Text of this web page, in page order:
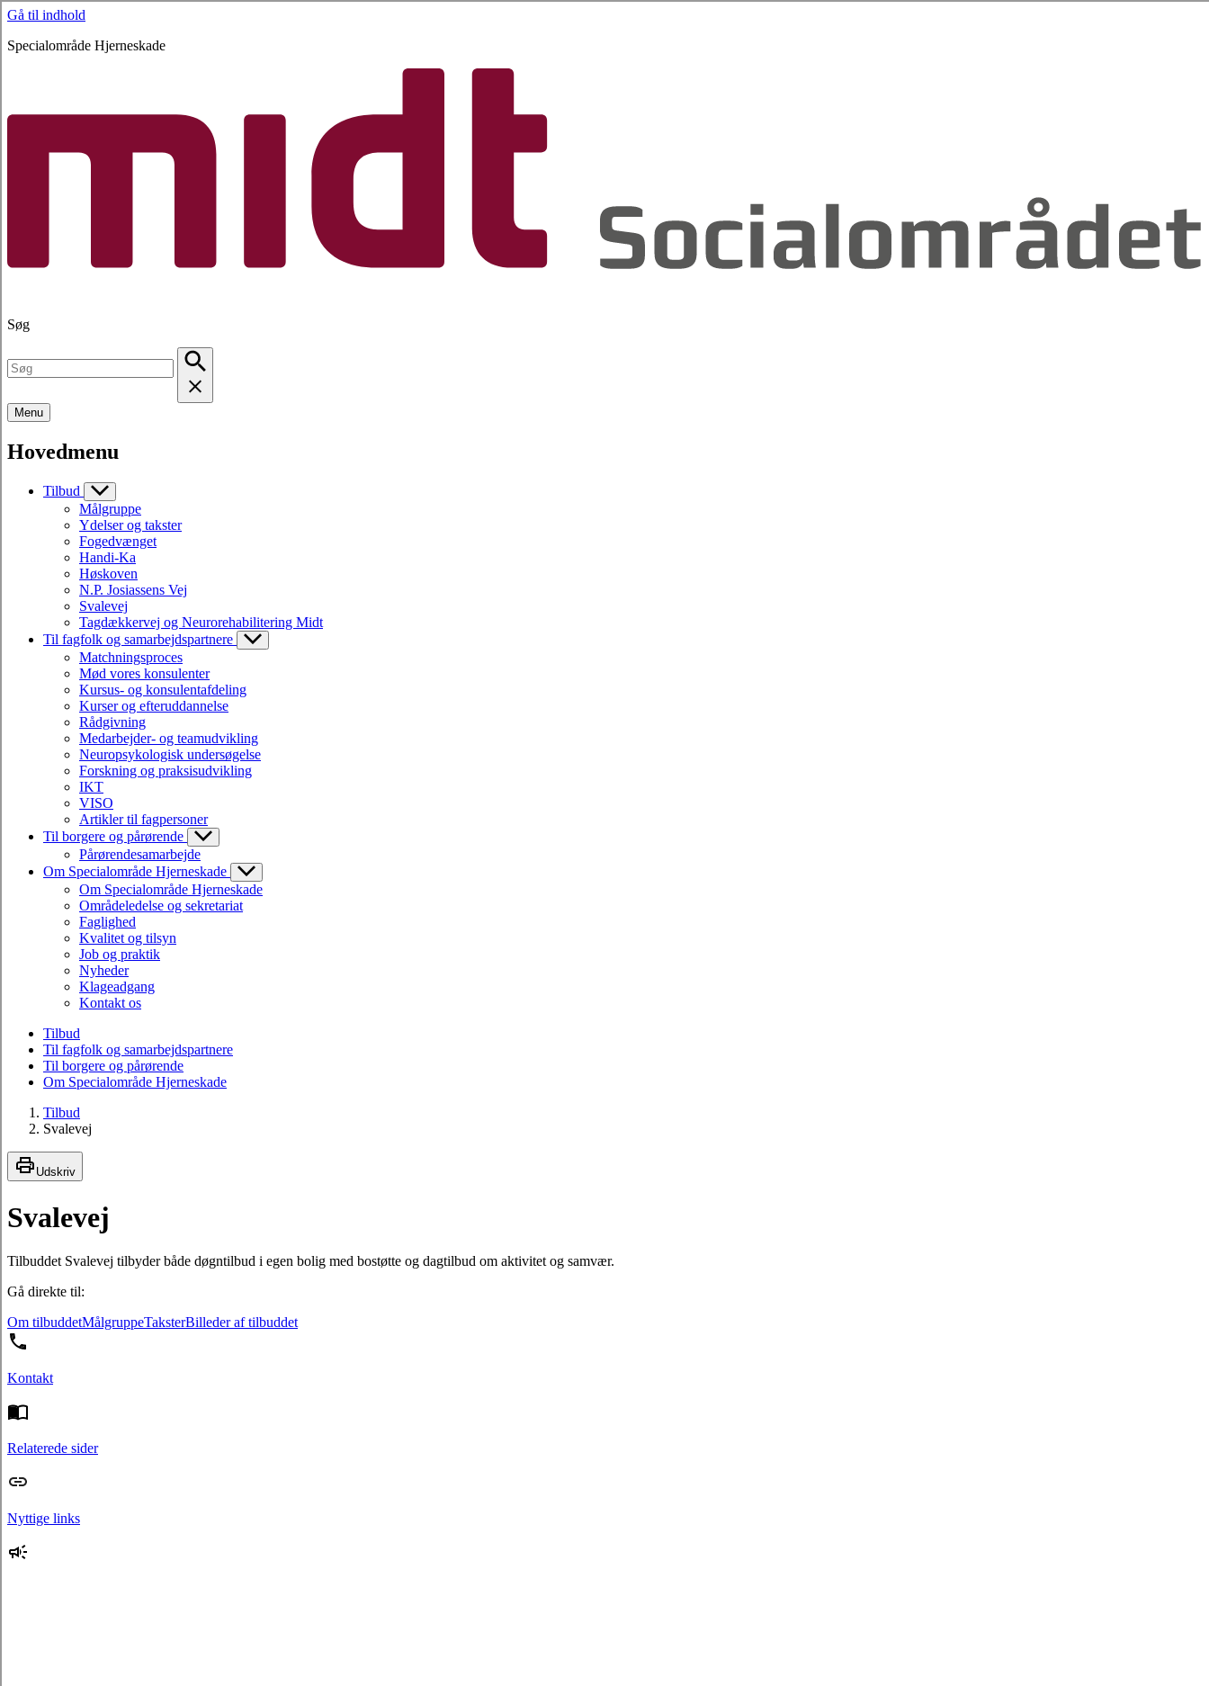
Gå til indhold
Specialområde Hjerneskade
Søg
Menu
Hovedmenu
Tilbud
Målgruppe
Ydelser og takster
Fogedvænget
Handi-Ka
Høskoven
N.P. Josiassens Vej
Svalevej
Tagdækkervej og Neurorehabilitering Midt
Til fagfolk og samarbejdspartnere
Matchningsproces
Mød vores konsulenter
Kursus- og konsulentafdeling
Kurser og efteruddannelse
Rådgivning
Medarbejder- og teamudvikling
Neuropsykologisk undersøgelse
Forskning og praksisudvikling
IKT
VISO
Artikler til fagpersoner
Til borgere og pårørende
Pårørendesamarbejde
Om Specialområde Hjerneskade
Om Specialområde Hjerneskade
Områdeledelse og sekretariat
Faglighed
Kvalitet og tilsyn
Job og praktik
Nyheder
Klageadgang
Kontakt os
Tilbud
Til fagfolk og samarbejdspartnere
Til borgere og pårørende
Om Specialområde Hjerneskade
Tilbud
Svalevej
Udskriv
Svalevej
Tilbuddet Svalevej tilbyder både døgntilbud i egen bolig med bostøtte og dagtilbud om aktivitet og samvær.
Gå direkte til:
Om tilbuddetMålgruppeTaksterBilleder af tilbuddet
Kontakt
Relaterede sider
Nyttige links